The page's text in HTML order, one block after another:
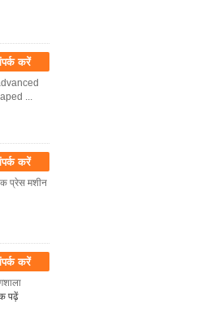
करें
...
करें
प्रेस मशीन
करें
पढ़ें